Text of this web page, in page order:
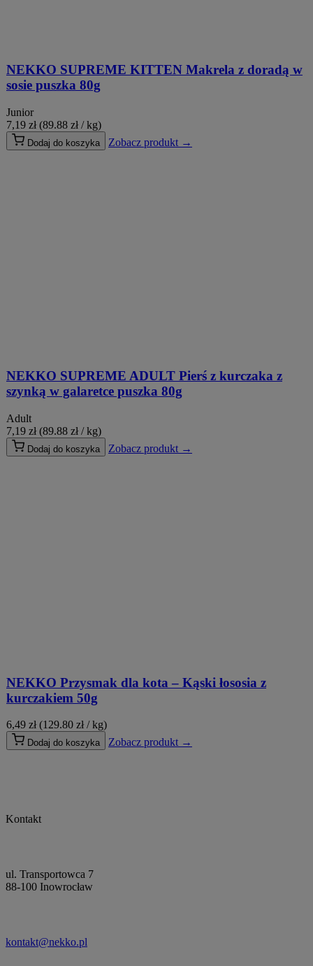
NEKKO SUPREME KITTEN Makrela z doradą w
sosie puszka 80g
Junior
7,19 zł (89.88 zł / kg)
Dodaj do koszyka Zobacz produkt →
NEKKO SUPREME ADULT Pierś z kurczaka z
szynką w galaretce puszka 80g
Adult
7,19 zł (89.88 zł / kg)
Dodaj do koszyka Zobacz produkt →
NEKKO Przysmak dla kota – Kąski łososia z
kurczakiem 50g
6,49 zł (129.80 zł / kg)
Dodaj do koszyka Zobacz produkt →
Kontakt
ul. Transportowca 7
88-100 Inowrocław
kontakt@nekko.pl